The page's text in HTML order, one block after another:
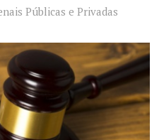
Públicas e Privadas